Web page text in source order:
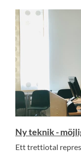
Ny teknik -
Ett trettiotal